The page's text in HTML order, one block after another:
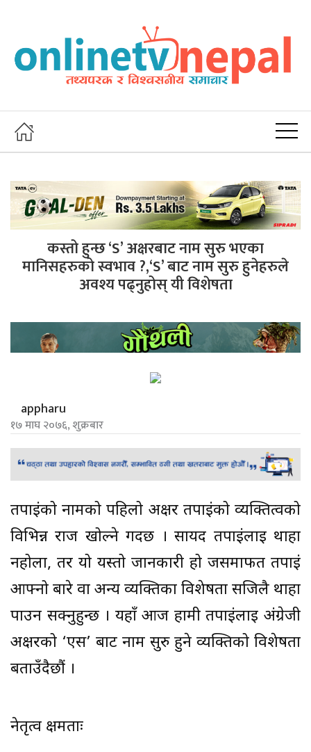
कस्तो हुन्छ ‘S’ अक्षरबाट नाम सुरु भएका
मानिसहरुको स्वभाव ?,‘S’ बाट नाम सुरु हुनेहरुले
अवश्य पढ्नुहोस् यी विशेषता
appharu
१७ माघ २०७६, शुक्रबार
तपाईंको नामको पहिलो अक्षर तपाईंको व्यक्तित्वको
विभिन्न राज खोल्ने गर्दछ । सायद तपाईंलाई थाहा
नहोला, तर यो यस्तो जानकारी हो जसमार्फत तपाईं
आफ्नो बारे वा अन्य व्यक्तिका विशेषता सजिलै थाहा
पाउन सक्नुहुन्छ । यहाँ आज हामी तपाईंलाई अंग्रेजी
अक्षरको ‘एस’ बाट नाम सुरु हुने व्यक्तिको विशेषता
बताउँदैछौं ।
नेतृत्व क्षमताः